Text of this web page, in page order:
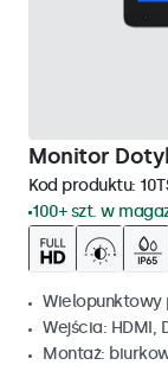
Monitor
Kod produktu:
100+ szt. w
Wielopunktowy
Wejścia: HDMI,
Montaż: